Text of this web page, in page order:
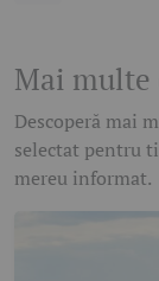
Mai multe
Descoperă mai
selectat pentru
mereu informat.